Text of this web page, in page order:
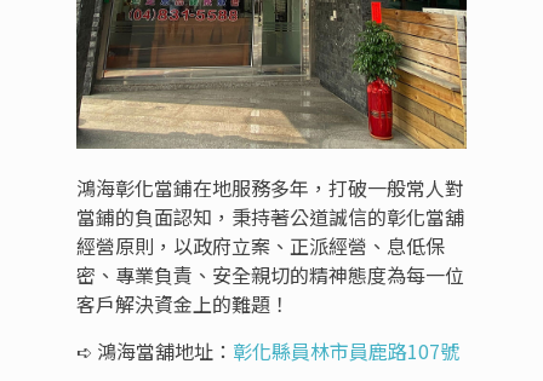
鴻海彰化當鋪在地服務多年，打破一般常人對
當鋪的負面認知，秉持著公道誠信的彰化當舖
經營原則，以政府立案、正派經營、息低保
密、專業負責、安全親切的精神態度為每一位
客戶解決資金上的難題！
➪ 鴻海當舖地址： 彰化縣員林市員鹿路107號